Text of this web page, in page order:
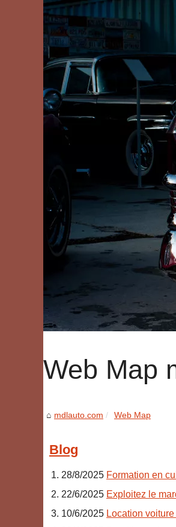
Web Map
mdlauto.com Web Map
Blog
28/8/2025 Formation en
22/6/2025 Exploitez le
10/6/2025 Location